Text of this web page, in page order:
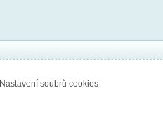
Nastavení soubrů cookies